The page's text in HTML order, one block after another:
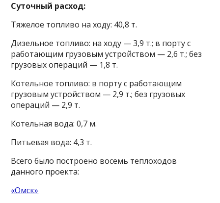
Суточный расход:
Тяжелое топливо на ходу: 40,8 т.
Дизельное топливо: на ходу — 3,9 т.; в порту с
работающим грузовым устройством — 2,6 т.; без
грузовых операций — 1,8 т.
Котельное топливо: в порту с работающим
грузовым устройством — 2,9 т.; без грузовых
операций — 2,9 т.
Котельная вода: 0,7 м.
Питьевая вода: 4,3 т.
Всего было построено восемь теплоходов
данного проекта:
«Омск»